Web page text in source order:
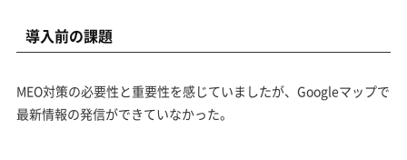
導入前の課題
MEO対策の必要性と重要性を感じていましたが、Googleマップで
最新情報の発信ができていなかった。